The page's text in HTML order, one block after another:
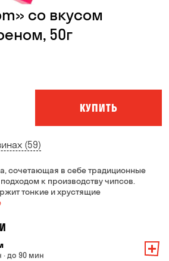
со вкусом
50г
КУПИТЬ
(59)
сочетающая в себе традиционные
к производству чипсов.
тонкие и хрустящие
· до 90 мин